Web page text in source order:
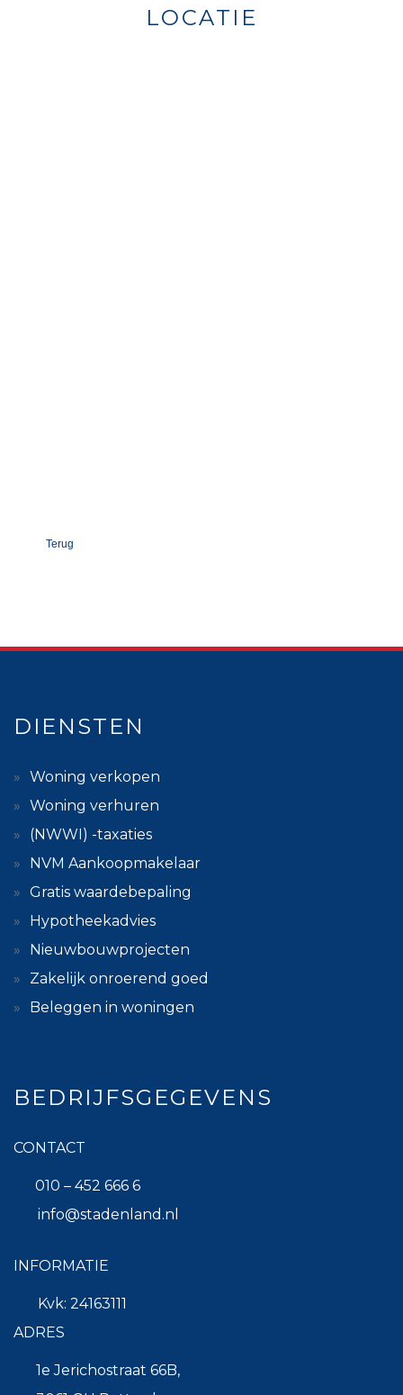
LOCATIE
Terug
DIENSTEN
Woning verkopen
Woning verhuren
(NWWI) -taxaties
NVM Aankoopmakelaar
Gratis waardebepaling
Hypotheekadvies
Nieuwbouwprojecten
Zakelijk onroerend goed
Beleggen in woningen
BEDRIJFSGEGEVENS
CONTACT
010 – 452 666 6
info@stadenland.nl
INFORMATIE
Kvk: 24163111
ADRES
1e Jerichostraat 66B,